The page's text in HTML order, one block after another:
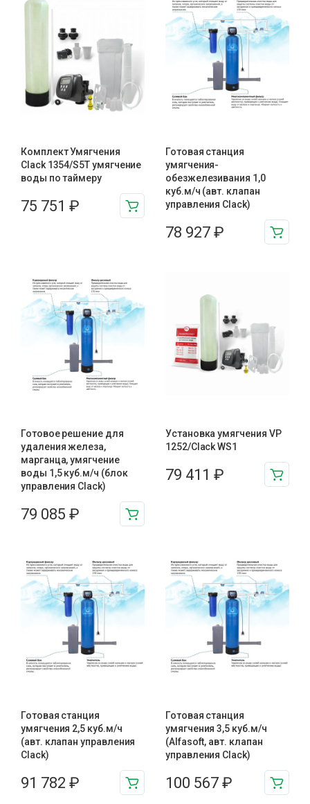
Комплект Умягчения
Clack 1354/S5T умягчение
воды по таймеру
75 751 ₽
Готовая станция
умягчения-
обезжелезивания 1,0
куб.м/ч (авт. клапан
управления Clack)
78 927 ₽
Готовое решение для
удаления железа,
марганца, умягчение
воды 1,5 куб.м/ч (блок
управления Clack)
79 085 ₽
Установка умягчения VP
1252/Clack WS1
79 411 ₽
Готовая станция
умягчения 2,5 куб.м/ч
(авт. клапан управления
Clack)
91 782 ₽
Готовая станция
умягчения 3,5 куб.м/ч
(Alfasoft, авт. клапан
управления Clack)
100 567 ₽